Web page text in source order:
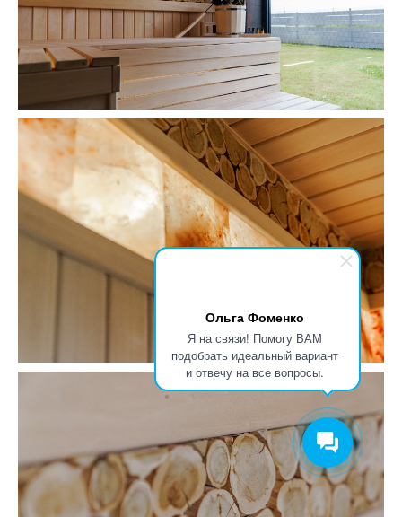
Ольга Фоменко
Я на связи! Помогу ВАМ
подобрать идеальный вариант
и отвечу на все вопросы.